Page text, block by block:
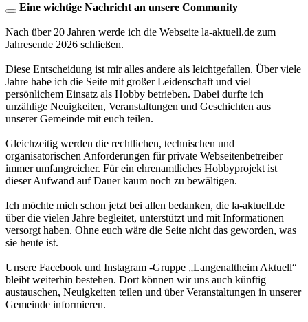
Eine wichtige Nachricht an unsere Community
Nach über 20 Jahren werde ich die Webseite la-aktuell.de zum
Jahresende 2026 schließen.
Diese Entscheidung ist mir alles andere als leichtgefallen. Über viele
Jahre habe ich die Seite mit großer Leidenschaft und viel
persönlichem Einsatz als Hobby betrieben. Dabei durfte ich
unzählige Neuigkeiten, Veranstaltungen und Geschichten aus
unserer Gemeinde mit euch teilen.
Gleichzeitig werden die rechtlichen, technischen und
organisatorischen Anforderungen für private Webseitenbetreiber
immer umfangreicher. Für ein ehrenamtliches Hobbyprojekt ist
dieser Aufwand auf Dauer kaum noch zu bewältigen.
Ich möchte mich schon jetzt bei allen bedanken, die la-aktuell.de
über die vielen Jahre begleitet, unterstützt und mit Informationen
versorgt haben. Ohne euch wäre die Seite nicht das geworden, was
sie heute ist.
Unsere Facebook und Instagram -Gruppe „Langenaltheim Aktuell“
bleibt weiterhin bestehen. Dort können wir uns auch künftig
austauschen, Neuigkeiten teilen und über Veranstaltungen in unserer
Gemeinde informieren.